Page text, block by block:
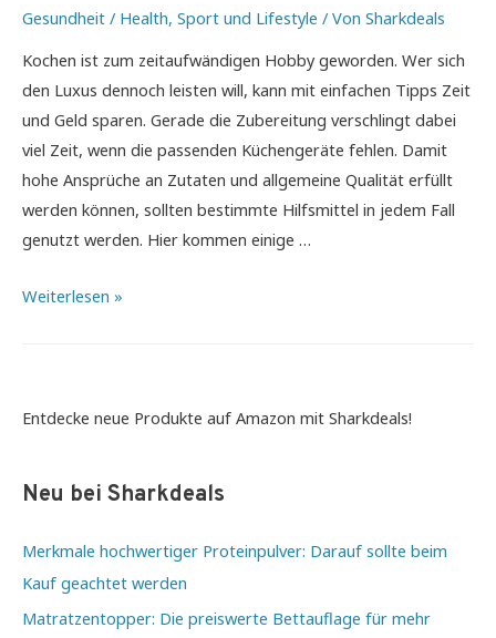
Gesundheit / Health, Sport und Lifestyle / Von Sharkdeals
Kochen ist zum zeitaufwändigen Hobby geworden. Wer sich
den Luxus dennoch leisten will, kann mit einfachen Tipps Zeit
und Geld sparen. Gerade die Zubereitung verschlingt dabei
viel Zeit, wenn die passenden Küchengeräte fehlen. Damit
hohe Ansprüche an Zutaten und allgemeine Qualität erfüllt
werden können, sollten bestimmte Hilfsmittel in jedem Fall
genutzt werden. Hier kommen einige …
5
Küche
macht
Kochen
bald
wieder
Weiterlesen »
Entdecke neue Produkte auf Amazon mit Sharkdeals!
Neu bei Sharkdeals
Merkmale hochwertiger Proteinpulver: Darauf sollte beim
Kauf geachtet werden
Matratzentopper: Die preiswerte Bettauflage für mehr